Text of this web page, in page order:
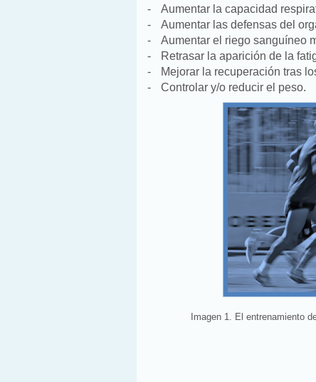
-
Aumentar la capacidad
-
Aumentar las defensas del
-
Aumentar el riego sanguíneo
-
Retrasar la aparición de la
-
Mejorar la recuperación tras
-
Controlar y/o reducir el peso.
Imagen 1. El entrenamiento